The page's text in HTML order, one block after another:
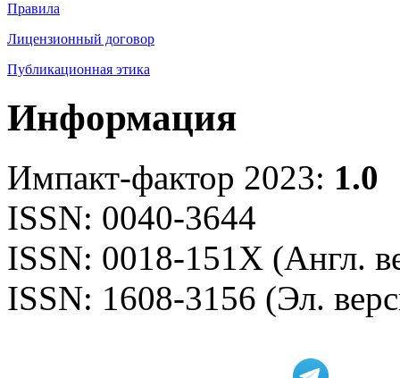
Правила
Лицензионный договор
Публикационная этика
Информация
Импакт-фактор 2023: 1.0
ISSN: 0040-3644
ISSN: 0018-151X (Англ.
ISSN: 1608-3156 (Эл.